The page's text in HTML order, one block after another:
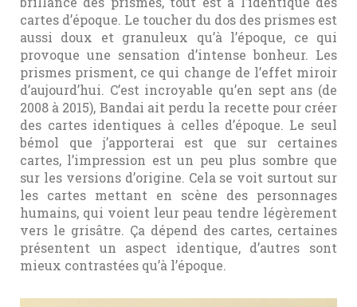
cartes d’époque. Le toucher du dos des prismes est
aussi doux et granuleux qu’à l’époque, ce qui
provoque une sensation d’intense bonheur. Les
prismes prisment, ce qui change de l’effet miroir
d’aujourd’hui. C’est incroyable qu’en sept ans (de
2008 à 2015), Bandai ait perdu la recette pour créer
des cartes identiques à celles d’époque. Le seul
bémol que j’apporterai est que sur certaines
cartes, l’impression est un peu plus sombre que
sur les versions d’origine. Cela se voit surtout sur
les cartes mettant en scène des personnages
humains, qui voient leur peau tendre légèrement
vers le grisâtre. Ça dépend des cartes, certaines
présentent un aspect identique, d’autres sont
mieux contrastées qu’à l’époque.